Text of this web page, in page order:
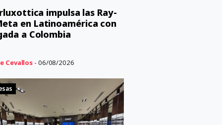
impulsa las Ray-
en Latinoamérica con
a Colombia
Cevallos - 06/08/2026